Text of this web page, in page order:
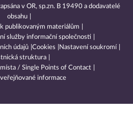
v OR, sp.zn. B 19490 a dodavatelé
obsahu
publikovaným materiálům
služby informační společnosti
údajů Cookies
Nastavení soukromí
struktura
/ Single Points of Contact
informace